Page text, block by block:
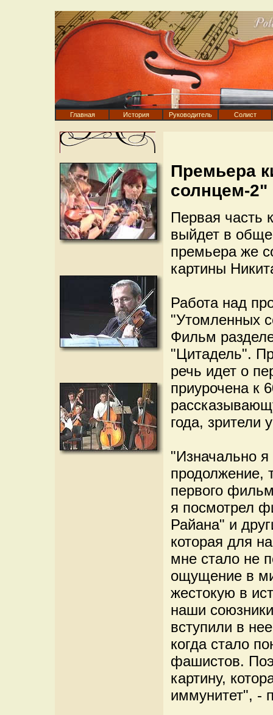
Главная История Руководитель Солист
Премьера
солнцем-2"
Первая часть
выйдет в
премьера же
картины
Работа над
"Утомленных
Фильм
"Цитадель".
речь идет о
приурочена к
года, зрители
"Изначально я
продолжение,
первого
я посмотрел
Райана" и
которая для
мне стало не
ощущение в
жестокую в
наши
вступили в
когда стало
фашистов.
картину,
иммунитет", -